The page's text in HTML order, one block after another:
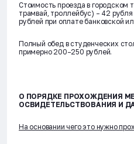
Стоимость проезда в городском
трамвай, троллейбус) – 42
рублей при оплате банковской
Полный обед в студенческих
примерно 200–250 рублей.
О ПОРЯДКЕ ПРОХОЖДЕНИЯ
ОСВИДЕТЕЛЬСТВОВАНИЯ И
На основании чего это нужно